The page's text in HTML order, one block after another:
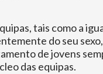
tais como a
do seu
de jovens
das equipas.